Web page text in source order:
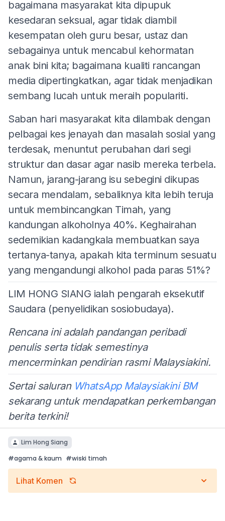
bagaimana masyarakat kita dipupuk
kesedaran seksual, agar tidak diambil
kesempatan oleh guru besar, ustaz dan
sebagainya untuk mencabul kehormatan
anak bini kita; bagaimana kualiti rancangan
media dipertingkatkan, agar tidak menjadikan
sembang lucah untuk meraih populariti.
Saban hari masyarakat kita dilambak dengan
pelbagai kes jenayah dan masalah sosial yang
terdesak, menuntut perubahan dari segi
struktur dan dasar agar nasib mereka terbela.
Namun, jarang-jarang isu sebegini dikupas
secara mendalam, sebaliknya kita lebih teruja
untuk membincangkan Timah, yang
kandungan alkoholnya 40%. Keghairahan
sedemikian kadangkala membuatkan saya
tertanya-tanya, apakah kita terminum sesuatu
yang mengandungi alkohol pada paras 51%?
LIM HONG SIANG ialah pengarah eksekutif
Saudara (penyelidikan sosiobudaya).
Rencana ini adalah pandangan peribadi
penulis serta tidak semestinya
mencerminkan pendirian rasmi Malaysiakini.
Sertai saluran WhatsApp Malaysiakini BM
sekarang untuk mendapatkan perkembangan
berita terkini!
Lim Hong Siang
#agama & kaum #wiski timah
Lihat Komen